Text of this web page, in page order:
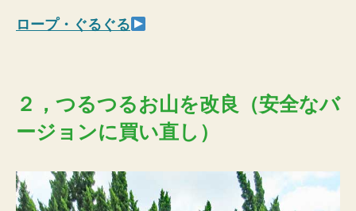
ロープ・ぐるぐる
２，つるつるお山を改良（安全なバ
ージョンに買い直し）